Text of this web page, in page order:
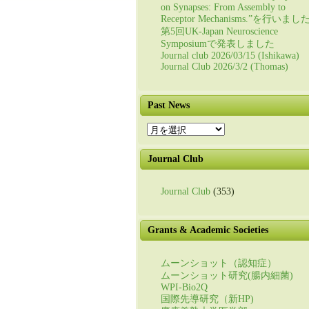
on Synapses: From Assembly to
Receptor Mechanisms.”を行いまし
第5回UK-Japan Neuroscience
Symposiumで発表しました
Journal club 2026/03/15 (Ishikawa)
Journal Club 2026/3/2 (Thomas)
Past News
Past
News
Journal Club
Journal Club (353)
Grants & Academic Societies
ムーンショット（認知症）
ムーンショット研究(腸内細菌)
WPI-Bio2Q
国際先導研究（新HP)